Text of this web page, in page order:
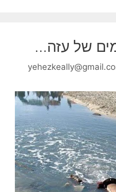
של עזה…